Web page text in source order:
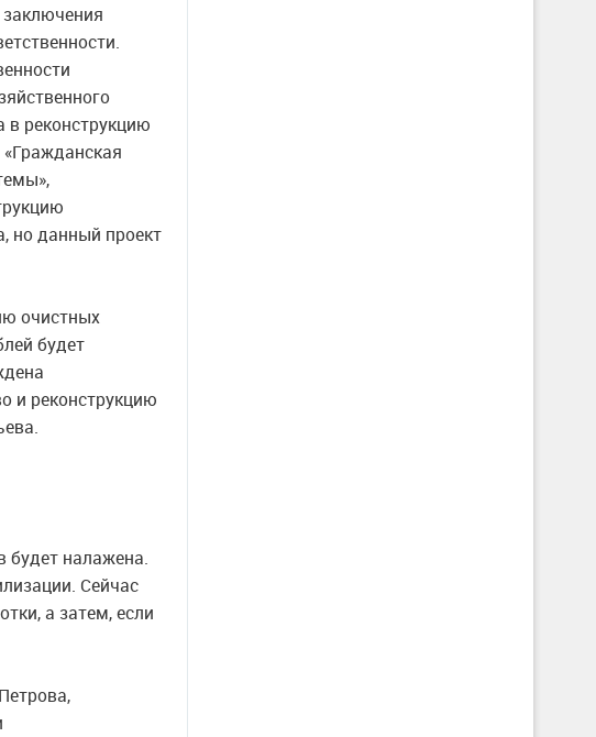
в реконструкцию
но данный проект
очистных
будет
и реконструкцию
будет налажена.
Сейчас
а затем, если